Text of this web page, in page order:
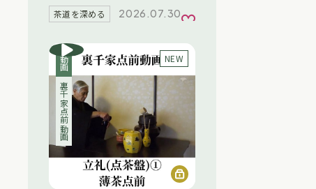
茶道を深める 2026.07.30
お気に入り
動画
裏千家点前動画
NEW